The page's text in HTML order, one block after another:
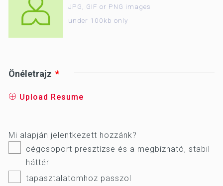
JPG, GIF or PNG images
under 100kb only
Önéletrajz
Upload Resume
Mi alapján jelentkezett hozzánk?
cégcsoport presztízse és a megbízható, stabil
háttér
tapasztalatomhoz passzol